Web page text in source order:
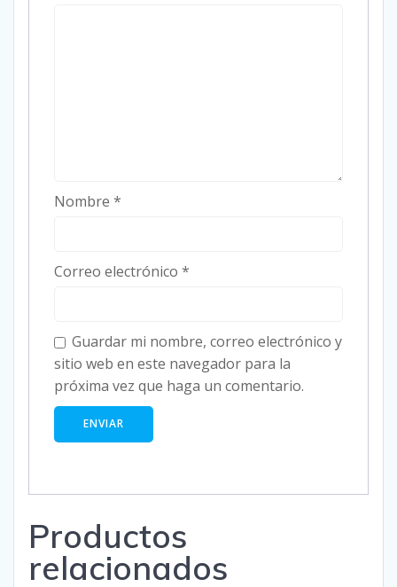
Nombre *
Correo electrónico *
Guardar mi nombre, correo electrónico y
sitio web en este navegador para la
próxima vez que haga un comentario.
Productos
relacionados